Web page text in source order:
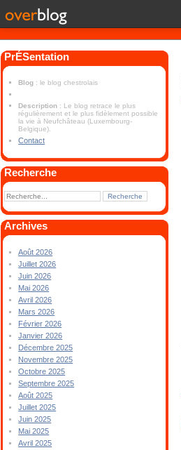
PrÉSentation
Blog : le blog chestrolais
Description : Le blog retrace le plus
régulièrement et le plus fidèlement possible
la vie à Neufchâteau (Luxembourg-
Belgique).
Contact
Recherche
Archives
Août 2026
Juillet 2026
Juin 2026
Mai 2026
Avril 2026
Mars 2026
Février 2026
Janvier 2026
Décembre 2025
Novembre 2025
Octobre 2025
Septembre 2025
Août 2025
Juillet 2025
Juin 2025
Mai 2025
Avril 2025